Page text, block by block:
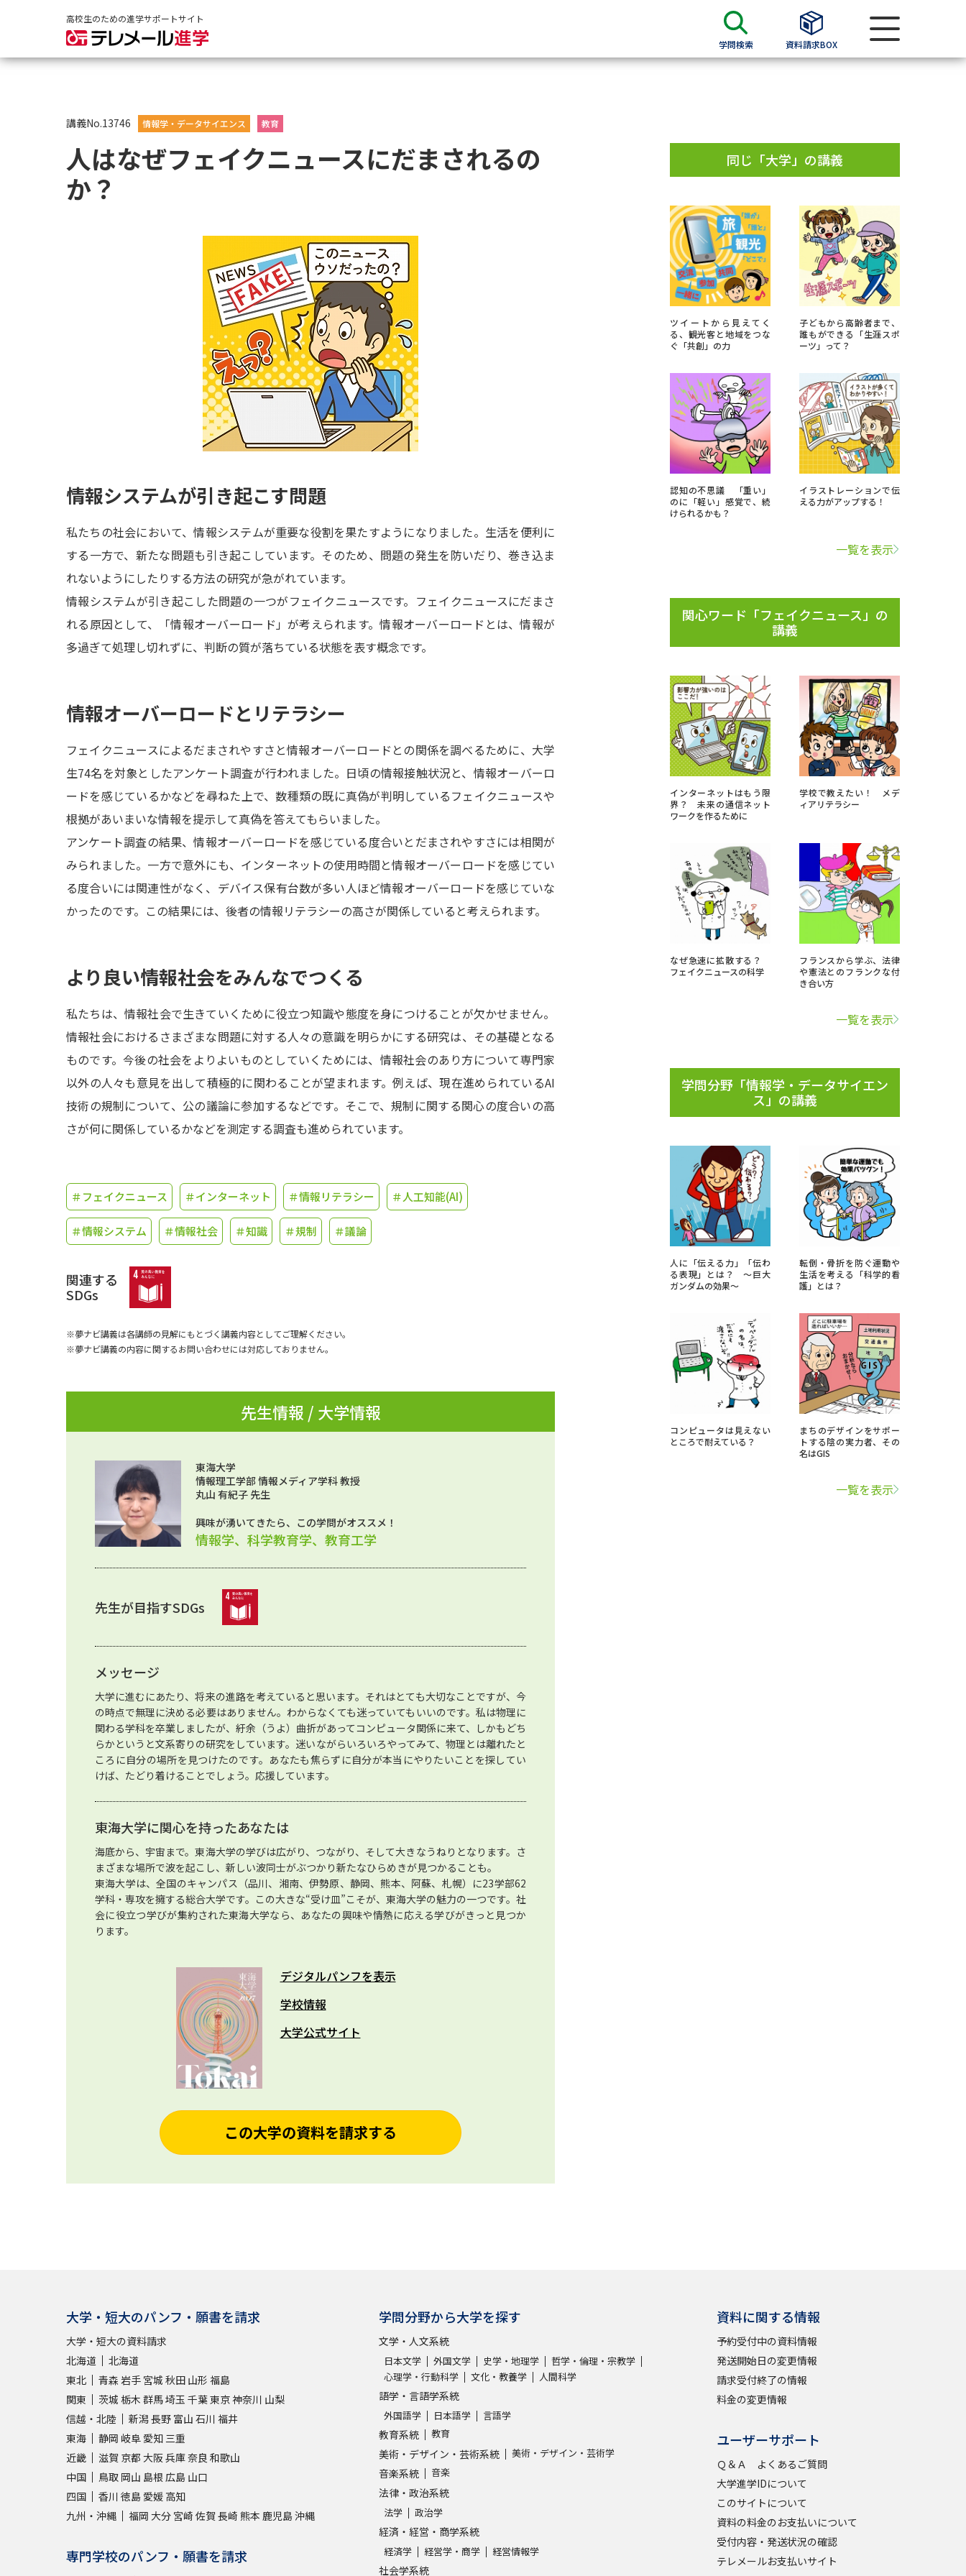
高校生のための進学サポートサイト
学問検索 資料請求BOX
大学・短大の資料種類から請求
大学入学共通テスト利用選抜の募集要項＆願書
過去問題集
留学・進学関連、塾・予備校
大学入学共通テスト「受験上の配慮案内」の請求
高等学校卒業程度認定試験
小学校教員資格認定試験
大学検索
大学で学べる内容や特徴を調べる
新増設大学・学部・学科特集
進路の３択
新学年スタート号特集ページ（高3生用）
新学年スタート号特集ページ（高2生用）
実施プログラムから探す
来場型・Web型イベント特集
志望校・出願校を調べる
併願校選び 受験スケジュールを立てよう
先輩が入学を決めた理由
新生活お役立ちガイド
学問発見
大学で学びたい学問発見
学問のミニ講義「夢ナビ講義」 学問の教科書 夢ナビライブ
Ｑ＆Ａ よくあるご質問
このサイトについて
受付内容・発送状況の確認 テレメール
お支払いサイト
お問合せ先 テレメール進学カタログ
講義No.13746 情報学・データサイエンス 教育
人はなぜフェイクニュースにだまされるの
か？
情報システムが引き起こす問題
私たちの社会において、情報システムが重要な役割を果たすようになりました。生活を便利に
する一方で、新たな問題も引き起こしています。そのため、問題の発生を防いだり、巻き込ま
れないようにしたりする方法の研究が急がれています。
情報システムが引き起こした問題の一つがフェイクニュースです。フェイクニュースにだまさ
れる原因として、「情報オーバーロード」が考えられます。情報オーバーロードとは、情報が
多過ぎて処理し切れずに、判断の質が落ちている状態を表す概念です。
情報オーバーロードとリテラシー
フェイクニュースによるだまされやすさと情報オーバーロードとの関係を調べるために、大学
生74名を対象としたアンケート調査が行われました。日頃の情報接触状況と、情報オーバーロ
ードを感じているかなどを尋ねた上で、数種類の既に真偽が判明しているフェイクニュースや
根拠があいまいな情報を提示して真偽を答えてもらいました。
アンケート調査の結果、情報オーバーロードを感じている度合いとだまされやすさには相関が
みられました。一方で意外にも、インターネットの使用時間と情報オーバーロードを感じてい
る度合いには関連性がなく、デバイス保有台数が多い人ほど情報オーバーロードを感じていな
かったのです。この結果には、後者の情報リテラシーの高さが関係していると考えられます。
より良い情報社会をみんなでつくる
私たちは、情報社会で生きていくために役立つ知識や態度を身につけることが欠かせません。
情報社会におけるさまざまな問題に対する人々の意識を明らかにする研究は、その基礎となる
ものです。今後の社会をよりよいものとしていくためには、情報社会のあり方について専門家
以外の人々も意見を出して積極的に関わることが望まれます。例えば、現在進められているAI
技術の規制について、公の議論に参加するなどです。そこで、規制に関する関心の度合いの高
さが何に関係しているかなどを測定する調査も進められています。
＃フェイクニュース ＃インターネット ＃情報リテラシー ＃人工知能(AI)
＃情報システム ＃情報社会 ＃知識 ＃規制 ＃議論
関連する
SDGs
※夢ナビ講義は各講師の見解にもとづく講義内容としてご理解ください。
※夢ナビ講義の内容に関するお問い合わせには対応しておりません。
先生情報 / 大学情報
東海大学
情報理工学部 情報メディア学科 教授
丸山 有紀子 先生
興味が湧いてきたら、この学問がオススメ！
情報学、科学教育学、教育工学
先生が目指すSDGs
メッセージ
大学に進むにあたり、将来の進路を考えていると思います。それはとても大切なことですが、今
の時点で無理に決める必要はありません。わからなくても迷っていてもいいのです。私は物理に
関わる学科を卒業しましたが、紆余（うよ）曲折があってコンピュータ関係に来て、しかもどち
らかというと文系寄りの研究をしています。迷いながらいろいろやってみて、物理とは離れたと
ころに自分の場所を見つけたのです。あなたも焦らずに自分が本当にやりたいことを探してい
けば、たどり着けることでしょう。応援しています。
東海大学に関心を持ったあなたは
海底から、宇宙まで。東海大学の学びは広がり、つながり、そして大きなうねりとなります。さ
まざまな場所で波を起こし、新しい波同士がぶつかり新たなひらめきが見つかることも。
東海大学は、全国のキャンパス（品川、湘南、伊勢原、静岡、熊本、阿蘇、札幌）に23学部62
学科・専攻を擁する総合大学です。この大きな“受け皿”こそが、東海大学の魅力の一つです。社
会に役立つ学びが集約された東海大学なら、あなたの興味や情熱に応える学びがきっと見つか
ります。
デジタルパンフを表示
学校情報
大学公式サイト
この大学の資料を請求する
同じ「大学」の講義
ツイートから見えてく
る、観光客と地域をつな
ぐ「共創」の力
子どもから高齢者まで、
誰もができる「生涯スポ
ーツ」って？
認知の不思議 「重い」
のに「軽い」感覚で、続
けられるかも？
イラストレーションで伝
える力がアップする！
一覧を表示
関心ワード「フェイクニュース」の
講義
インターネットはもう限
界？ 未来の通信ネット
ワークを作るために
学校で教えたい！ メデ
ィアリテラシー
なぜ急速に拡散する？
フェイクニュースの科学
フランスから学ぶ、法律
や憲法とのフランクな付
き合い方
一覧を表示
学問分野「情報学・データサイエン
ス」の講義
人に「伝える力」「伝わ
る表現」とは？ ～巨大
ガンダムの効果～
転倒・骨折を防ぐ運動や
生活を考える「科学的看
護」とは？
コンピュータは見えない
ところで耐えている？
まちのデザインをサポー
トする陰の実力者、その
名はGIS
一覧を表示
大学・短大のパンフ・願書を請求
大学・短大の資料請求
北海道
北海道
東北
青森 岩手 宮城 秋田 山形 福島
関東
茨城 栃木 群馬埼玉 千葉東京神奈川 山梨
信越・北陸
新潟長野 富山 石川 福井
東海
静岡 岐阜 愛知 三重
近畿
滋賀 京都 大阪兵庫奈良 和歌山
中国
鳥取 岡山 島根 広島 山口
四国
香川 徳島 愛媛 高知
九州・沖縄
福岡 大分 宮崎 佐賀 長崎 熊本 鹿児島沖縄
専門学校のパンフ・願書を請求
学問分野から大学を探す
文学・人文系統
日本文学 外国文学 史学・地理学
哲学・倫理・宗教学
心理学・行動科学
文化・教養学 人間科学
語学・言語学系統
外国語学 日本語学 言語学
教育系統 教育
美術・デザイン・芸術系統 美術・デザイン・芸術学
音楽系統 音楽
法律・政治系統
法学 政治学
経済・経営・商学系統
経済学 経営学・商学 経営情報学
社会学系統
資料に関する情報
予約受付中の資料情報
発送開始日の変更情報
請求受付終了の情報
料金の変更情報
ユーザーサポート
Ｑ＆Ａ よくあるご質問
大学進学IDについて
このサイトについて
資料の料金のお支払いについて
受付内容・発送状況の確認
テレメールお支払いサイト